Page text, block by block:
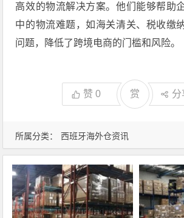
所属分类： 西班牙海外仓资讯
高效的物流解决方案。他们能够帮助
中的物流难题，如海关清关、税收缴
问题，降低了跨境电商的门槛和风险。
赞0 赏 分